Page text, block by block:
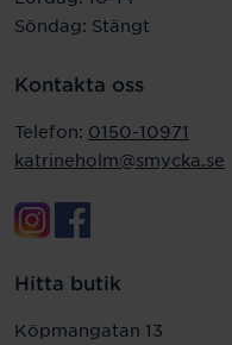
Söndag: Stängt
Kontakta oss
Telefon: 0150-10971
katrineholm@smycka.se
Hitta butik
Köpmangatan 13